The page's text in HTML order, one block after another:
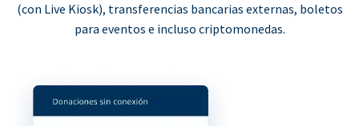
(con Live Kiosk), transferencias bancarias externas, boletos
para eventos e incluso criptomonedas.